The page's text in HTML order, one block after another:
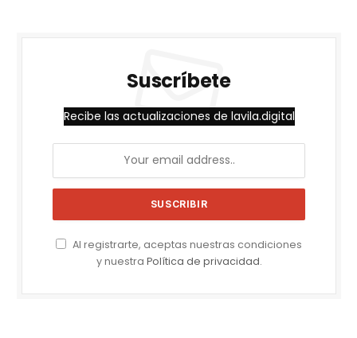
Suscríbete
Recibe las actualizaciones de lavila.digital
Al registrarte, aceptas nuestras condiciones
y nuestra Política de privacidad.